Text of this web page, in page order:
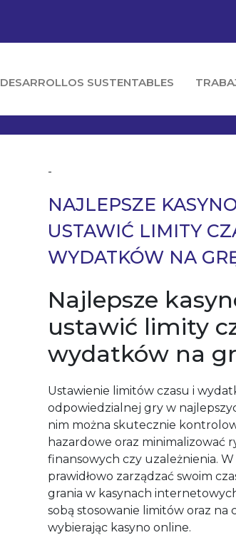
DESARROLLOS SUSTENTABLES
-
NAJLEPSZE
USTAWIĆ LIMITY
WYDATKÓW NA
Najlepsze
ustawić limity
wydatków na
Ustawienie limitów czasu i
odpowiedzialnej gry w
nim można skutecznie
hazardowe oraz minimalizować
finansowych czy uzależnienia.
prawidłowo zarządzać swoim
grania w kasynach
sobą stosowanie limitów oraz na
wybierając kasyno online.